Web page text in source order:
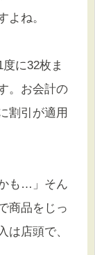
よね。
に32枚ま
。お会計の
割引が適用
も…」そん
商品をじっ
は店頭で、